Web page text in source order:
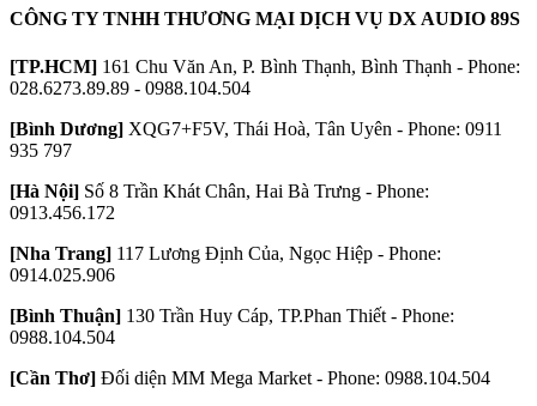
CÔNG TY TNHH THƯƠNG MẠI DỊCH VỤ DX AUDIO 89S
[TP.HCM] 161 Chu Văn An, P. Bình Thạnh, Bình Thạnh - Phone:
028.6273.89.89 - 0988.104.504
[Bình Dương] XQG7+F5V, Thái Hoà, Tân Uyên - Phone: 0911
935 797
[Hà Nội] Số 8 Trần Khát Chân, Hai Bà Trưng - Phone:
0913.456.172
[Nha Trang] 117 Lương Định Của, Ngọc Hiệp - Phone:
0914.025.906
[Bình Thuận] 130 Trần Huy Cáp, TP.Phan Thiết - Phone:
0988.104.504
[Cần Thơ] Đối diện MM Mega Market - Phone: 0988.104.504